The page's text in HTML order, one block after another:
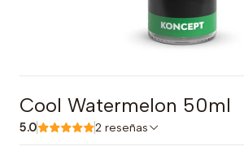
Cool Watermelon 50ml
5.0 2 reseñas